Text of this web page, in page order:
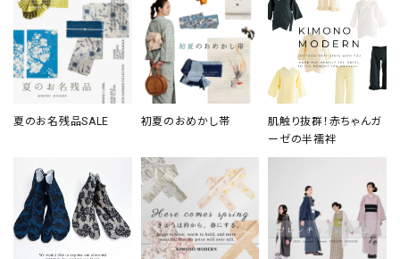
夏のお名残品SALE 初夏のおめかし帯
肌触り抜群！赤ちゃんガ
ーゼの半襦袢